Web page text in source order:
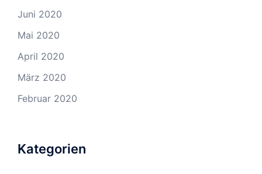
Juni 2020
Mai 2020
April 2020
März 2020
Februar 2020
Kategorien